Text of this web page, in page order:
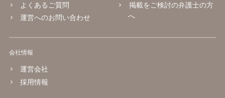
よくあるご質問
運営へのお問い合わせ
掲載をご検討の弁護士の方
へ
会社情報
運営会社
採用情報